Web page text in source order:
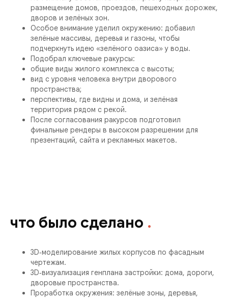
размещение домов, проездов, пешеходных дорожек,
дворов и зелёных зон.
Особое внимание уделил окружению: добавил
зелёные массивы, деревья и газоны, чтобы
подчеркнуть идею «зелёного оазиса» у воды.
Подобрал ключевые ракурсы:
общие виды жилого комплекса с высоты;
вид с уровня человека внутри дворового
пространства;
перспективы, где видны и дома, и зелёная
территория рядом с рекой.
После согласования ракурсов подготовил
финальные рендеры в высоком разрешении для
презентаций, сайта и рекламных макетов.
что было сделано .
3D‑моделирование жилых корпусов по фасадным
чертежам.
3D‑визуализация генплана застройки: дома, дороги,
дворовые пространства.
Проработка окружения: зелёные зоны, деревья,